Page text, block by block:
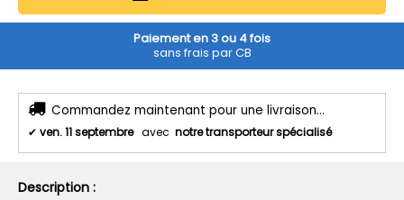
Paiement en 3 ou 4 fois
sans frais par CB
Commandez maintenant pour une livraison...
✔ ven. 11 septembre avec notre transporteur spécialisé
Description :